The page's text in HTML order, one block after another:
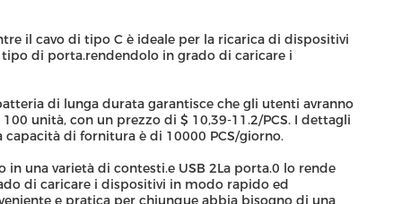
il cavo di tipo C è ideale per la ricarica di dispositivi
di porta.rendendolo in grado di caricare i
di lunga durata garantisce che gli utenti avranno
unità, con un prezzo di $ 10,39-11.2/PCS. I dettagli
di fornitura è di 10000 PCS/giorno.
una varietà di contesti.e USB 2La porta.0 lo rende
di caricare i dispositivi in modo rapido ed
e pratica per chiunque abbia bisogno di una